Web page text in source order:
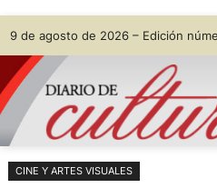
Saltar
al
contenido
Skip
to
content
9 de agosto de 2026 – Edición
CINE Y ARTES VISUALES